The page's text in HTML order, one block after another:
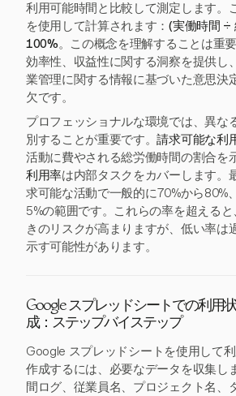
利用可能時間と比較して測定します。
を使用して計算されます：(実働時間 ÷
100%。この概念を理解することは重
効率性、収益性に関する洞察を提供し
業管理に関する情報に基づいた意思決
欠です。
プロフェッショナルな環境では、異な
別することが重要です。請求可能な利
活動に費やされる総労働時間の割合を
利用率は内部タスクをカバーします。
求可能な活動で一般的に70%から80%
5%の範囲です。これらの率を超える
きのリスクが高まりますが、低い率は
示す可能性があります。
Google スプレッドシートでの利用
成：ステップバイステップ
Google スプレッドシートを使用して
作成するには、必要なデータを収集し
間ログ、従業員名、プロジェクト名、